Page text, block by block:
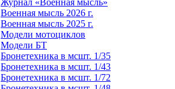
Журнал «Военная мысль»
Военная мысль 2026 г.
Военная мысль 2025 г.
Модели мотоциклов
Модели БТ
Бронетехника в мсшт. 1/35
Бронетехника в мсшт. 1/43
Бронетехника в мсшт. 1/72